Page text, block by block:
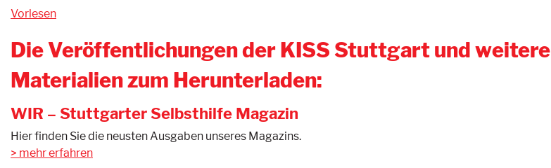
Vorlesen
Die Veröffentlichungen der KISS Stuttgart und weitere
Materialien zum Herunterladen:
WIR – Stuttgarter Selbsthilfe Magazin
Hier finden Sie die neusten Ausgaben unseres Magazins.
mehr erfahren